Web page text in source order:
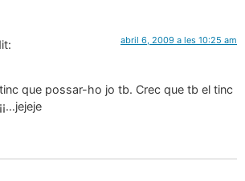
abril 6, 2009 a les 10:25 am
que possar-ho jo tb. Crec que tb el tinc